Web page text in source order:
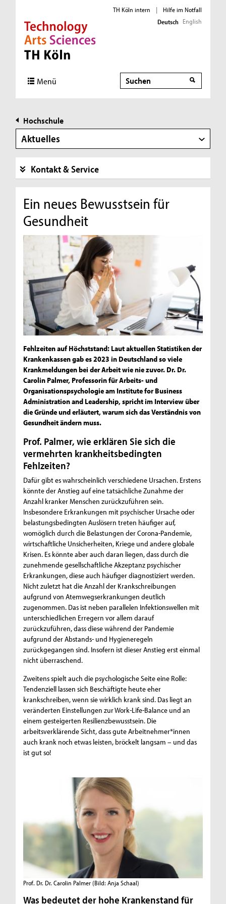
Direkt zur Hauptnavigation
Direkt zur Subnavigation
Direkt zum Inhalt
Direkt zum Fußbereich
TH Köln intern |
Hilfe im Notfall
Deutsch English
Menü Suche
Hochschule
Aktuelles
Kontakt & Service
Ein neues Bewusstsein für
Gesundheit
Fehlzeiten auf Höchststand: Laut aktuellen Statistiken der
Krankenkassen gab es 2023 in Deutschland so viele
Krankmeldungen bei der Arbeit wie nie zuvor. Dr. Dr.
Carolin Palmer, Professorin für Arbeits- und
Organisationspsychologie am Institute for Business
Administration and Leadership, spricht im Interview über
die Gründe und erläutert, warum sich das Verständnis von
Gesundheit ändern muss.
Prof. Palmer, wie erklären Sie sich die
vermehrten krankheitsbedingten
Fehlzeiten?
Dafür gibt es wahrscheinlich verschiedene Ursachen. Erstens
könnte der Anstieg auf eine tatsächliche Zunahme der
Anzahl kranker Menschen zurückzuführen sein.
Insbesondere Erkrankungen mit psychischer Ursache oder
belastungsbedingten Auslösern treten häufiger auf,
womöglich durch die Belastungen der Corona-Pandemie,
wirtschaftliche Unsicherheiten, Kriege und andere globale
Krisen. Es könnte aber auch daran liegen, dass durch die
zunehmende gesellschaftliche Akzeptanz psychischer
Erkrankungen, diese auch häufiger diagnostiziert werden.
Nicht zuletzt hat die Anzahl der Krankschreibungen
aufgrund von Atemwegserkrankungen deutlich
zugenommen. Das ist neben parallelen Infektionswellen mit
unterschiedlichen Erregern vor allem darauf
zurückzuführen, dass diese während der Pandemie
aufgrund der Abstands- und Hygieneregeln
zurückgegangen sind. Insofern ist dieser Anstieg erst einmal
nicht überraschend.
Zweitens spielt auch die psychologische Seite eine Rolle:
Tendenziell lassen sich Beschäftigte heute eher
krankschreiben, wenn sie wirklich krank sind. Das liegt an
veränderten Einstellungen zur Work-Life-Balance und an
einem gesteigerten Resilienzbewusstsein. Die
arbeitsverklärende Sicht, dass gute Arbeitnehmer*innen
auch krank noch etwas leisten, bröckelt langsam – und das
ist gut so!
Prof. Dr. Dr. Carolin Palmer (Bild: Anja Schaal)
Was bedeutet der hohe Krankenstand für